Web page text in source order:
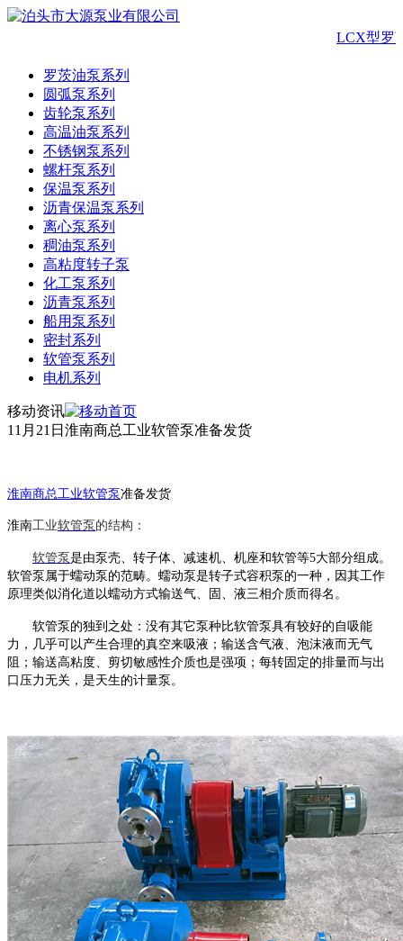
LCX型罗
罗茨油泵系列
圆弧泵系列
齿轮泵系列
高温油泵系列
不锈钢泵系列
螺杆泵系列
保温泵系列
沥青保温泵系列
离心泵系列
稠油泵系列
高粘度转子泵
化工泵系列
沥青泵系列
船用泵系列
密封系列
软管泵系列
电机系列
移动资讯
11月21日淮南商总工业软管泵准备发货
淮南商总工业软管泵准备发货
淮南工业软管泵 的结构：
软管泵是由泵壳、转子体、减速机、机座和软管等5大部分组成。
软管泵 属于蠕动泵的范畴。蠕动泵是转子式容积泵的一种，因其工作
原理类似消化道以蠕动方式输送气、固、液三相介质而得名。
软管泵 的独到之处：没有其它泵种比软管泵具有较好的自吸能
力，几乎可以产生合理的真空来吸液；输送含气液、泡沫液而无气
阻；输送高粘度、剪切敏感性介质也是强项；每转固定的排量而与出
口压力无关，是天生的计量泵。